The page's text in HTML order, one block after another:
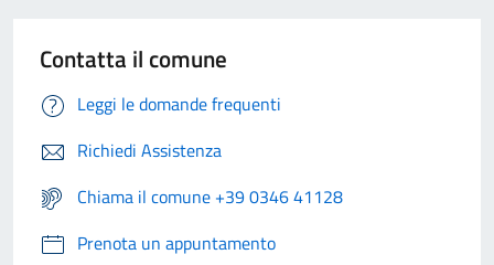
Contatta il comune
Leggi le domande frequenti
Richiedi Assistenza
Chiama il comune +39 0346 41128
Prenota un appuntamento